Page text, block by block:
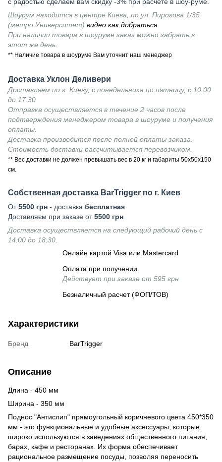
Шоурум находится в центре Киева, по ул. Пирогова 1/35
(метро Университет) видео как добраться
При наличии товара в шоуруме заказ можно забрать в
этот же день.
** Наличие товара в шоуруме Вам уточнит наш менеджер
Доставка Уклон Деливери
Доставляем по г. Киеву, с понедельника по пятницу, с 10:00
до 17:30
Отправка осуществляется в течение 2 часов после
подтверждения менеджером товара в шоуруме и получения
оплаты.
Доставка производится после полной оплаты заказа.
Стоимость доставки рассчитывается перевозчиком.
** Вес доставки не должен превышать вес в 20 кг и габариты 50х50х150
см.
Собственная доставка BarTrigger по г. Киев
От5500 грн - доставка бесплатная
Доставляєм при заказе от5500 грн
Доставка осуществляется на следующий рабочий день с
14:00 до 18:30.
Онлайн картой Visa или Mastercard
Оплата при получении
Действует при заказе от 595 грн
Безналичный расчет (ФОП/ТОВ)
Характеристики
Бренд BarTrigger
Описание
Длина - 450 мм
Ширина - 350 мм
Поднос "Антислип" прямоугольный коричневого цвета 450*350
мм - это функциональные и удобные аксессуары, которые
широко используются в заведениях общественного питания,
барах, кафе и ресторанах. Их форма обеспечивает
рациональное размещение посуды, позволяя переносить